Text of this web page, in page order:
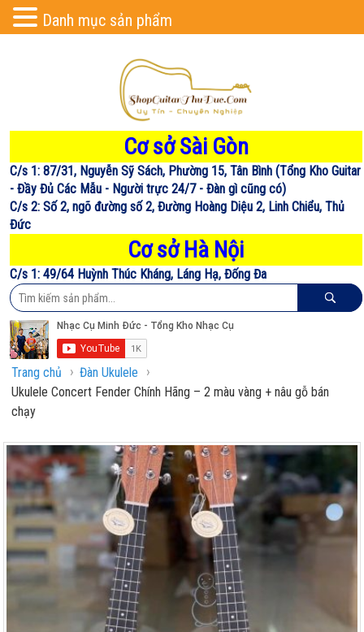
Cơ sở Sài Gòn
C/s 1: 87/31, Nguyễn Sỹ Sách, Phường 15, Tân Bình (Tổng Kho Guitar
- Đầy Đủ Các Mẫu - Người trực 24/7 - Đàn gì cũng có)
C/s 2: Số 2, ngõ đường số 2, Đường Hoàng Diệu 2, Linh Chiểu, Thủ
Đức
Cơ sở Hà Nội
C/s 1: 49/64 Huỳnh Thúc Kháng, Láng Hạ, Đống Đa
Trang chủ › Đàn Ukulele ›
Ukulele Concert Fender Chính Hãng – 2 màu vàng + nâu gỗ bán
chạy
Danh mục sản phẩm